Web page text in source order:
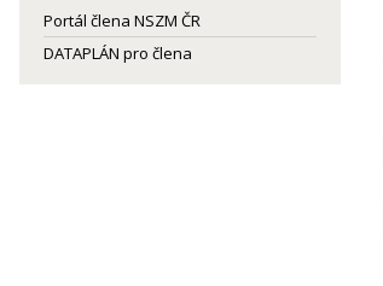
Portál člena NSZM ČR
DATAPLÁN pro člena